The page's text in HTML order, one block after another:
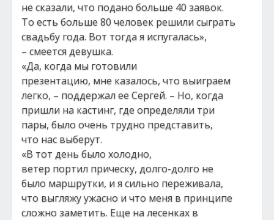
не сказали, что подано больше 40 заявок.
То есть больше 80 человек решили сыграть
свадьбу года. Вот тогда я испугалась»,
– смеется девушка.
«Да, когда мы готовили
презентацию, мне казалось, что выиграем
легко, – поддержал ее Сергей. – Но, когда
пришли на кастинг, где определяли три
пары, было очень трудно представить,
что нас выберут.
«В тот день было холодно,
ветер портил прическу, долго-долго не
было маршрутки, и я сильно переживала,
что выгляжу ужасно и что меня в принципе
сложно заметить. Еще на лесенках в